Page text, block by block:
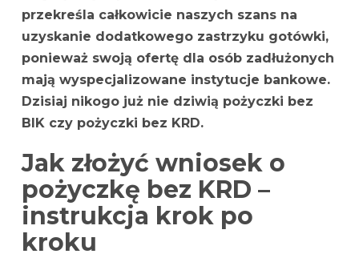
przekreśla całkowicie naszych szans na
uzyskanie dodatkowego zastrzyku gotówki,
ponieważ swoją ofertę dla osób zadłużonych
mają wyspecjalizowane instytucje bankowe.
Dzisiaj nikogo już nie dziwią pożyczki bez
BIK czy pożyczki bez KRD.
Jak złożyć wniosek o
pożyczkę bez KRD –
instrukcja krok po
kroku